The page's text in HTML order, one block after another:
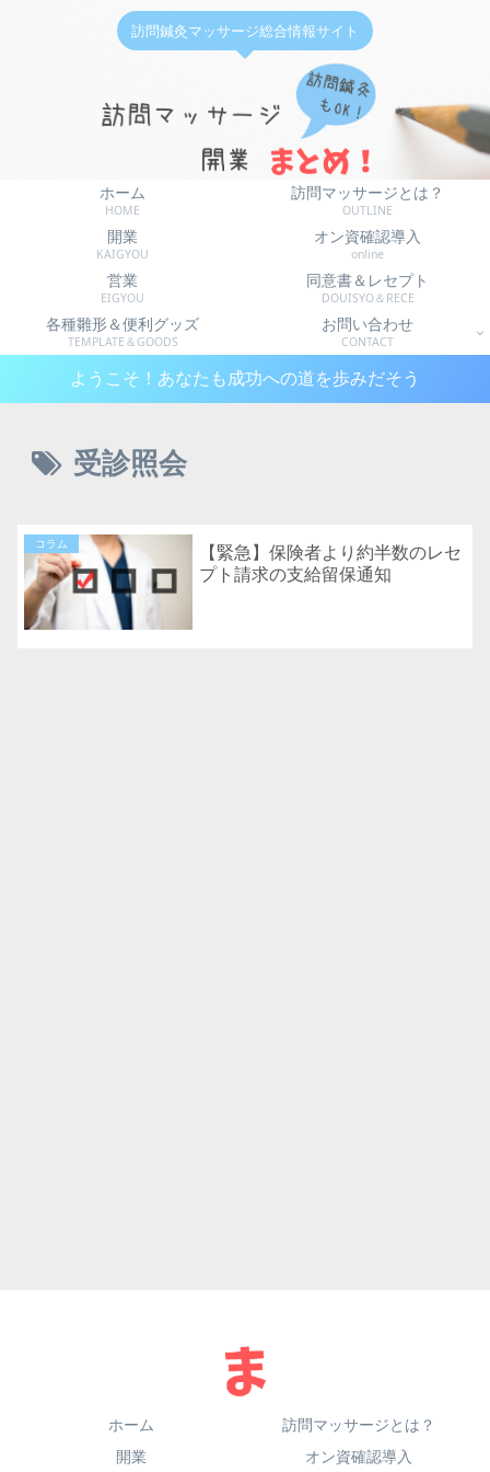
訪問鍼灸マッサージ総合情報サイト
ホーム
HOME
訪問マッサージとは？
OUTLINE
開業
KAIGYOU
オン資確認導入
online
営業
EIGYOU
同意書＆レセプト
DOUISYO＆RECE
各種雛形＆便利グッズ
TEMPLATE＆GOODS
お問い合わせ
CONTACT
ようこそ！あなたも成功への道を歩みだそう
受診照会
コラム
【緊急】保険者より約半数のレセ
プト請求の支給留保通知
ホーム
訪問マッサージとは？
開業
オン資確認導入